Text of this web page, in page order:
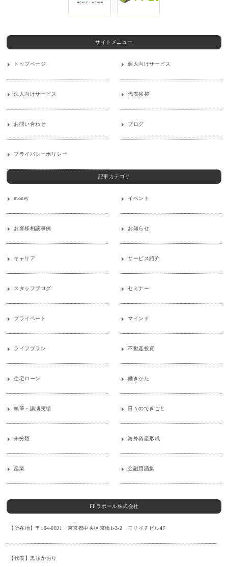
サイトメニュー
トップページ 個人向けサービス
法人向けサービス 代表挨拶
お問い合わせ ブログ
プライバシーポリシー
記事カテゴリ
money イベント
お客様相談事例 お知らせ
キャリア サービス紹介
スタッフブログ セミナー
プライベート マインド
ライフプラン 不動産投資
住宅ローン 働きかた
執筆・講演実績 日々のできごと
未分類 海外資産形成
起業 金融用語集
FPラポール株式会社
【所在地】〒104-0031 東京都中央区京橋1-3-2 モリイチビル4F
【代表】黒須かおり